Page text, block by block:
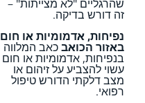
שהרגליים "לא מצייתות" –
זה דורש בדיקה.
נפיחות, אדמומיות או חום
באזור הכואבכאב המלווה
בנפיחות, אדמומיות או חום
עשוי להצביע על זיהום או
מצב דלקתי הדורש טיפול
רפואי.